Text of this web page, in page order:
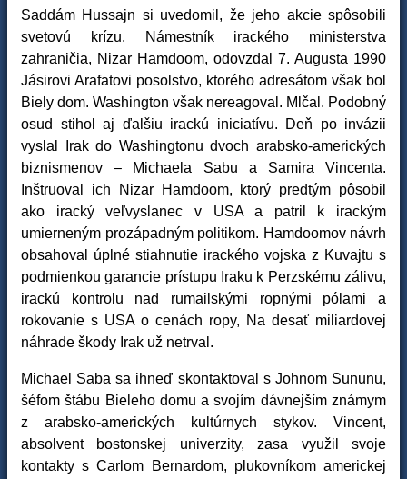
Saddám Hussajn si uvedomil, že jeho akcie spôsobili
svetovú krízu. Námestník irackého ministerstva
zahraničia, Nizar Hamdoom, odovzdal 7. Augusta 1990
Jásirovi Arafatovi posolstvo, ktorého adresátom však bol
Biely dom. Washington však nereagoval. Mlčal. Podobný
osud stihol aj ďalšiu irackú iniciatívu. Deň po invázii
vyslal Irak do Washingtonu dvoch arabsko-amerických
biznismenov – Michaela Sabu a Samira Vincenta.
Inštruoval ich Nizar Hamdoom, ktorý predtým pôsobil
ako iracký veľvyslanec v USA a patril k irackým
umierneným prozápadným politikom. Hamdoomov návrh
obsahoval úplné stiahnutie irackého vojska z Kuvajtu s
podmienkou garancie prístupu Iraku k Perzskému zálivu,
irackú kontrolu nad rumailskými ropnými pólami a
rokovanie s USA o cenách ropy, Na desať miliardovej
náhrade škody Irak už netrval.
Michael Saba sa ihneď skontaktoval s Johnom Sununu,
šéfom štábu Bieleho domu a svojím dávnejším známym
z arabsko-amerických kultúrnych stykov. Vincent,
absolvent bostonskej univerzity, zasa využil svoje
kontakty s Carlom Bernardom, plukovníkom americkej